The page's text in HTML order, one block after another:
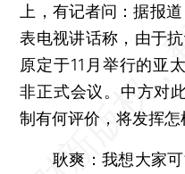
上，有记者问：据报
表电视讲话称，由于
原定于11月举行的亚
非正式会议。中方对
制有何评价，将发挥怎
耿爽：我想大家